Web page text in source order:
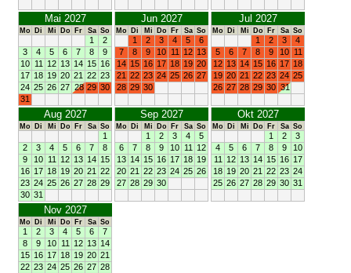
Mai 2027
Mo Di Mi Do Fr Sa So
1
2
3
4 5 6 7 8
9
10 11 12 13 14 15 16
17 18 19 20 21 22 23
24 25 26 27 28 29 30
31
Jun 2027
Mo Di Mi Do Fr Sa So
1 2 3 4 5
6
7
8 9 10 11 12 13
14 15 16 17 18 19 20
21 22 23 24 25 26 27
28 29 30
Jul 2027
Mo Di Mi Do Fr Sa So
1 2 3
4
5
6 7 8 9 10 11
12 13 14 15 16 17 18
19 20 21 22 23 24 25
26 27 28 29 30 31
Aug 2027
Mo Di Mi Do Fr Sa So
1
2
3 4 5 6 7
8
9
10 11 12 13 14 15
16 17 18 19 20 21 22
23 24 25 26 27 28 29
30 31
Sep 2027
Mo Di Mi Do Fr Sa So
1 2 3 4
5
6
7 8 9 10 11
12
13 14 15 16 17 18 19
20 21 22 23 24 25 26
27 28 29 30
Okt 2027
Mo Di Mi Do Fr Sa So
1 2
3
4
5 6 7 8 9
10
11
12 13 14 15 16 17
18 19 20 21 22 23 24
25 26 27 28 29 30 31
Nov 2027
Mo Di Mi Do Fr Sa So
1 2 3 4 5 6
7
8
9 10 11 12 13 14
15 16 17 18 19 20 21
22 23 24 25 26 27 28